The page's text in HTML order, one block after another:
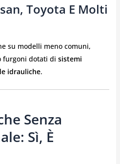
Toyota E Molti
su modelli meno comuni,
furgoni dotati di sistemi
idrauliche.
Senza
Sì, È